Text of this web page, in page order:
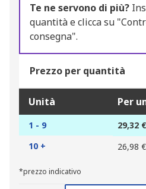
Te ne servono di più?
quantità e clicca su
consegna".
Prezzo per quantità
Unità Per
1 - 9
29,32 €
10 +
26,98 €
*prezzo indicativo